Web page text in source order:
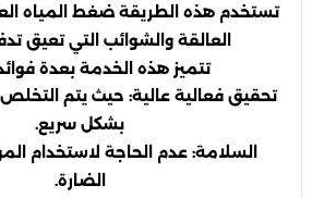
تستخدم هذه الطريقة ضغط المياه
العالقة والشوائب التي تعيق
تتميز هذه الخدمة بعدة
تحقيق فعالية عالية: حيث يتم
بشكل سريع.
السلامة: عدم الحاجة لاستخدام
الضارة.